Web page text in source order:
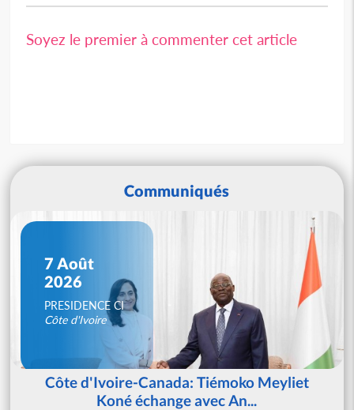
Soyez le premier à commenter cet article
Communiqués
7 Août
2026
PRESIDENCE CI
Côte d'Ivoire
Côte d'Ivoire-Canada: Tiémoko Meyliet
Koné échange avec An...